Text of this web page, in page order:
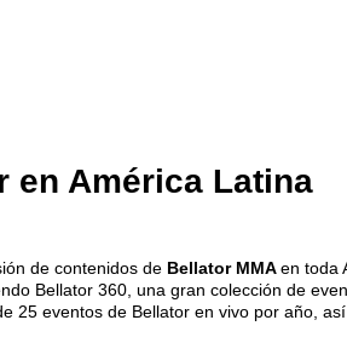
en América Latina
de contenidos de Bellator MMAen toda
Bellator 360, una gran colección de
eventos de Bellator en vivo por año,